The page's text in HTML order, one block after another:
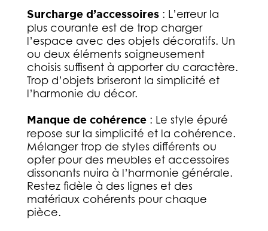
Surcharge d’accessoires: L’erreur la
plus courante est de trop charger
l’espace avec des objets décoratifs. Un
ou deux éléments soigneusement
choisis suffisent à apporter du caractère.
Trop d’objets briseront la simplicité et
l’harmonie du décor.
Manque de cohérence: Le style épuré
repose sur la simplicité et la cohérence.
Mélanger trop de styles différents ou
opter pour des meubles et accessoires
dissonants nuira à l’harmonie générale.
Restez fidèle à des lignes et des
matériaux cohérents pour chaque
pièce.